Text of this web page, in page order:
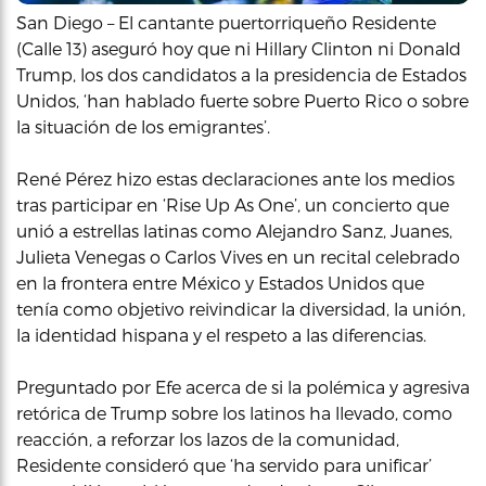
San Diego – El cantante puertorriqueño Residente
(Calle 13) aseguró hoy que ni Hillary Clinton ni Donald
Trump, los dos candidatos a la presidencia de Estados
Unidos, ‘han hablado fuerte sobre Puerto Rico o sobre
la situación de los emigrantes’.
René Pérez hizo estas declaraciones ante los medios
tras participar en ‘Rise Up As One’, un concierto que
unió a estrellas latinas como Alejandro Sanz, Juanes,
Julieta Venegas o Carlos Vives en un recital celebrado
en la frontera entre México y Estados Unidos que
tenía como objetivo reivindicar la diversidad, la unión,
la identidad hispana y el respeto a las diferencias.
Preguntado por Efe acerca de si la polémica y agresiva
retórica de Trump sobre los latinos ha llevado, como
reacción, a reforzar los lazos de la comunidad,
Residente consideró que ‘ha servido para unificar’